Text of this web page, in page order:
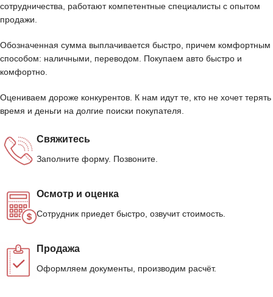
сотрудничества, работают компетентные специалисты с опытом
продажи.
Обозначенная сумма выплачивается быстро, причем комфортным
способом: наличными, переводом. Покупаем авто быстро и
комфортно.
Оцениваем дороже конкурентов. К нам идут те, кто не хочет терять
время и деньги на долгие поиски покупателя.
Свяжитесь
Заполните форму. Позвоните.
Осмотр и оценка
Сотрудник приедет быстро, озвучит стоимость.
Продажа
Оформляем документы, производим расчёт.